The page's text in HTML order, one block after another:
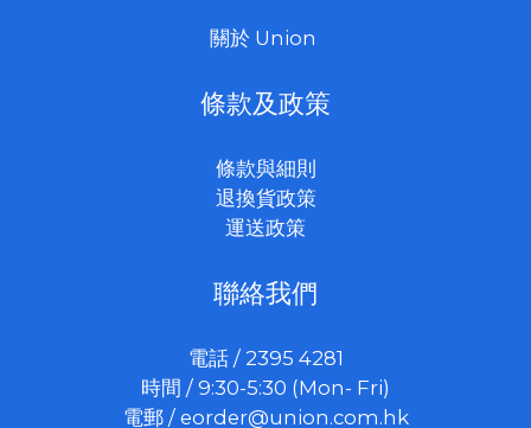
關於 Union
條款及政策
條款與細則
退換貨政策
運送政策
聯絡我們
電話 / 2395 4281
時間 / 9:30-5:30 (Mon- Fri)
電郵 / eorder@union.com.hk